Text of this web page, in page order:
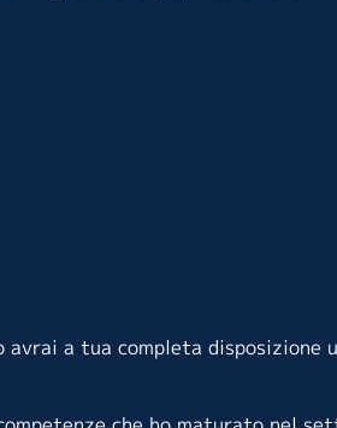
a tua completa disposizione